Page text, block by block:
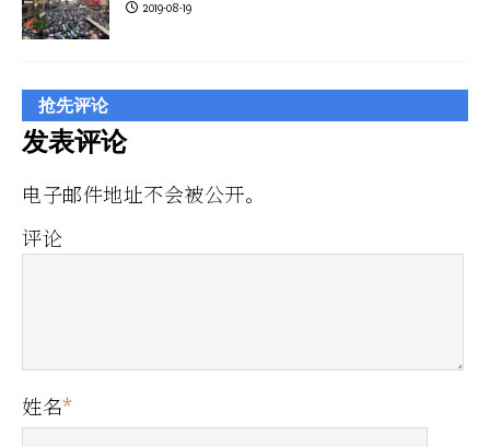
2019-08-19
抢先评论
发表评论
电子邮件地址不会被公开。
评论
姓名*